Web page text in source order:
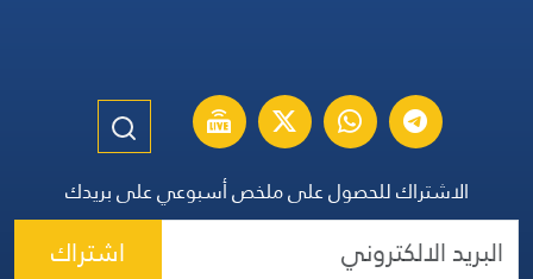
الاشتراك للحصول على ملخص أسبوعي على بريدك
اشتراك